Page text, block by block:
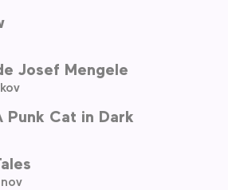
Josef Mengele
Punk Cat in Dark